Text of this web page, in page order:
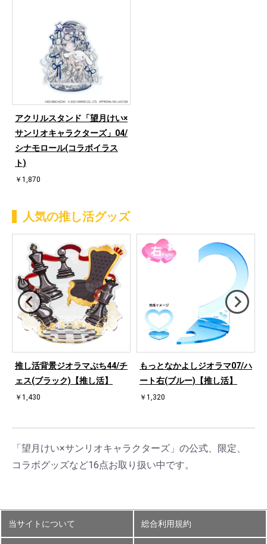
アクリルスタンド「望月けい×
サンリオキャラクターズ」04/
シナモロール(コラボイラス
ト)
￥1,870
人気の推し活グッズ
推し活背景ジオラマぷち44/チ
ェス(ブラック)【推し活】
￥1,430
もっとなかよしジオラマ07/ハ
ート右(ブルー)【推し活】
￥1,320
「望月けい×サンリオキャラクターズ」の公式、限定、
コラボグッズなど16点お取り扱い中です。
当サイトについて 総合利用規約